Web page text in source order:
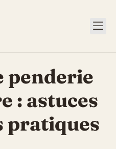
penderie
: astuces
pratiques